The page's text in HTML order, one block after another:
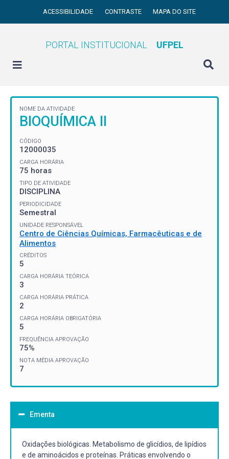
ACESSIBILIDADE CONTRASTE MAPA DO SITE
PORTAL INSTITUCIONAL UFPEL
NOME DA ATIVIDADE
BIOQUÍMICA II
CÓDIGO
12000035
CARGA HORÁRIA
75 horas
TIPO DE ATIVIDADE
DISCIPLINA
PERIODICIDADE
Semestral
UNIDADE RESPONSÁVEL
Centro de Ciências Químicas, Farmacêuticas e de
Alimentos
CRÉDITOS
5
CARGA HORÁRIA TEÓRICA
3
CARGA HORÁRIA PRÁTICA
2
CARGA HORÁRIA OBRIGATÓRIA
5
FREQUÊNCIA APROVAÇÃO
75%
NOTA MÉDIA APROVAÇÃO
7
Ementa
Oxidações biológicas. Metabolismo de glicídios, de lipídios
e de aminoácidos e proteínas. Práticas envolvendo o